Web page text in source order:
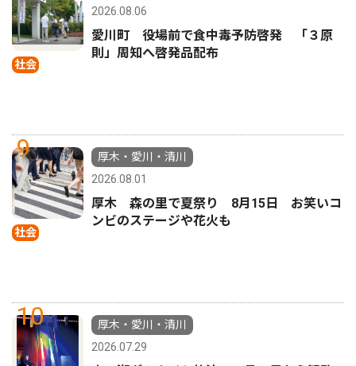
社会
2026.08.06
愛川町 役場前で食中毒予防啓発 「３原
則」周知へ啓発品配布
9
社会
厚木・愛川・清川
2026.08.01
厚木 森の里で夏祭り 8月15日 お笑いコ
ンビのステージや花火も
10
厚木・愛川・清川
2026.07.29